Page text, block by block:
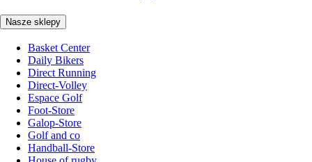
Nasze sklepy
Basket Center
Daily Bikers
Direct Running
Direct-Volley
Espace Golf
Foot-Store
Galop-Store
Golf and co
Handball-Store